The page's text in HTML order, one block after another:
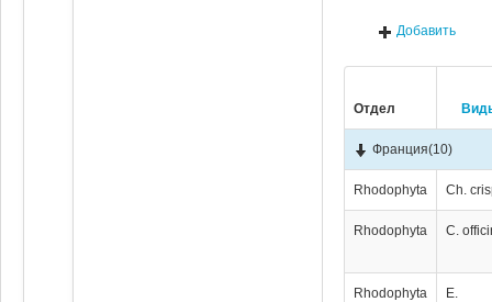
Добавить
Отдел
Франция(10)
Rhodophyta Ch.
Rhodophyta C.
Rhodophyta
E.